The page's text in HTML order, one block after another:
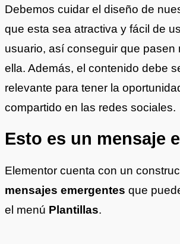
Debemos cuidar el diseño de
que esta sea atractiva y fácil de
usuario, así conseguir que pasen
ella. Además, el contenido debe
relevante para tener la
compartido en las redes sociales.
Esto es un mensaje
Elementor cuenta con un
mensajes emergentes que
el menú Plantillas.